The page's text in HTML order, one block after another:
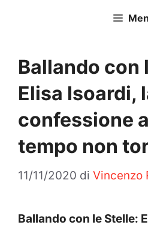
Ballando con
Elisa Isoardi,
confessione
tempo non
11/11/2020 di Vincenzo
Ballando con le Stelle: